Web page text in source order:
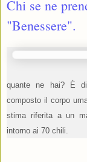
Chi se ne
"Benessere".
quante ne hai? È
composto il corpo
stima riferita a un
intorno ai 70 chili.